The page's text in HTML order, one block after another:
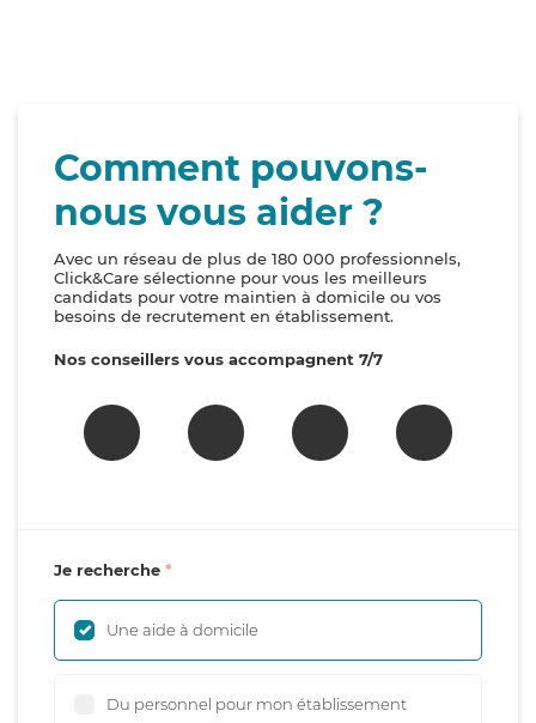
Comment pouvons-
nous vous aider ?
Avec un réseau de plus de 180 000 professionnels,
Click&Care sélectionne pour vous les meilleurs
candidats pour votre maintien à domicile ou vos
besoins de recrutement en établissement.
Nos conseillers vous accompagnent 7/7
Je recherche
Une aide à domicile
Du personnel pour mon établissement